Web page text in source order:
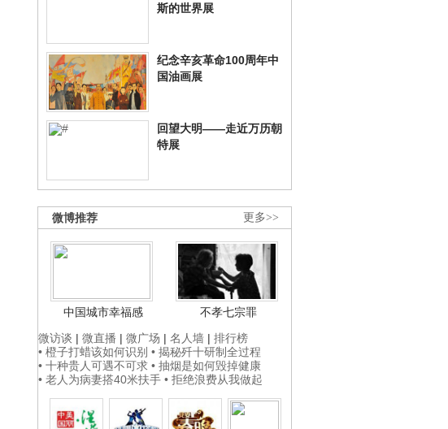
斯的世界展
纪念辛亥革命100周年中
国油画展
回望大明——走近万历朝
特展
更多>>
微博推荐
中国城市幸福感
不孝七宗罪
微访谈 | 微直播 | 微广场 | 名人墙 | 排行榜
• 橙子打蜡该如何识别 • 揭秘歼十研制全过程
• 十种贵人可遇不可求 • 抽烟是如何毁掉健康
• 老人为病妻搭40米扶手 • 拒绝浪费从我做起